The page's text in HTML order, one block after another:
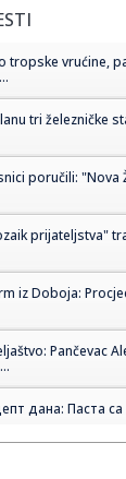
tropske vrućine,
tri železničke
poručili: "Nova
prijateljstva"
iz Doboja:
Pančevac
дана: Паста